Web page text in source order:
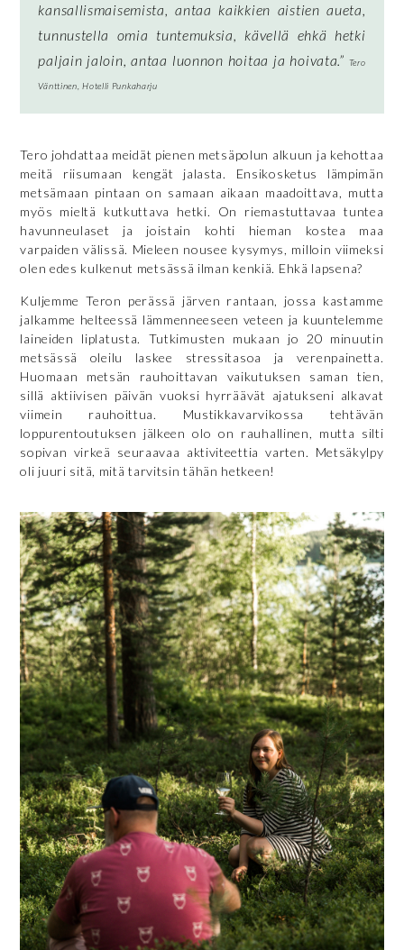
kansallismaisemista, antaa kaikkien aistien aueta,
tunnustella omia tuntemuksia, kävellä ehkä hetki
paljain jaloin, antaa luonnon hoitaa ja hoivata.” Tero
Vänttinen, Hotelli Punkaharju
Tero johdattaa meidät pienen metsäpolun alkuun ja kehottaa
meitä riisumaan kengät jalasta. Ensikosketus lämpimän
metsämaan pintaan on samaan aikaan maadoittava, mutta
myös mieltä kutkuttava hetki. On riemastuttavaa tuntea
havunneulaset ja joistain kohti hieman kostea maa
varpaiden välissä. Mieleen nousee kysymys, milloin viimeksi
olen edes kulkenut metsässä ilman kenkiä. Ehkä lapsena?
Kuljemme Teron perässä järven rantaan, jossa kastamme
jalkamme helteessä lämmenneeseen veteen ja kuuntelemme
laineiden liplatusta. Tutkimusten mukaan jo 20 minuutin
metsässä oleilu laskee stressitasoa ja verenpainetta.
Huomaan metsän rauhoittavan vaikutuksen saman tien,
sillä aktiivisen päivän vuoksi hyrräävät ajatukseni alkavat
viimein rauhoittua. Mustikkavarvikossa tehtävän
loppurentoutuksen jälkeen olo on rauhallinen, mutta silti
sopivan virkeä seuraavaa aktiviteettia varten. Metsäkylpy
oli juuri sitä, mitä tarvitsin tähän hetkeen!